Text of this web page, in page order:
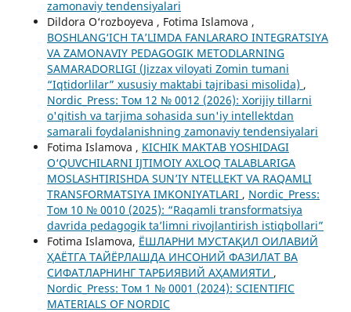
zamonaviy tendensiyalari
Dildora O‘rozboyeva , Fotima Islamova ,
BOSHLANG‘ICH TA’LIMDA FANLARARO INTEGRATSIYA
VA ZAMONAVIY PEDAGOGIK METODLARNING
SAMARADORLIGI (Jizzax viloyati Zomin tumani
“Iqtidorlilar” xususiy maktabi tajribasi misolida) ,
Nordic_Press: Том 12 № 0012 (2026): Xorijiy tillarni
o'qitish va tarjima sohasida sun'iy intellektdan
samarali foydalanishning zamonaviy tendensiyalari
Fotima Islamova , KICHIK MAKTAB YOSHIDAGI
O‘QUVCHILARNI IJTIMOIY AXLOQ TALABLARIGA
MOSLASHTIRISHDA SUN’IY NTELLEKT VA RAQAMLI
TRANSFORMATSIYA IMKONIYATLARI , Nordic_Press:
Том 10 № 0010 (2025): “Raqamli transformatsiya
davrida pedagogik ta’limni rivojlantirish istiqbollari”
Fotima Islamova, ЁШЛАРНИ МУСТАҚИЛ ОИЛАВИЙ
ҲАЁТГА ТАЙЁРЛАШДА ИНСОНИЙ ФАЗИЛАТ ВА
СИФАТЛАРНИНГ ТАРБИЯВИЙ АҲАМИЯТИ ,
Nordic_Press: Том 1 № 0001 (2024): SCIENTIFIC
MATERIALS OF NORDIC